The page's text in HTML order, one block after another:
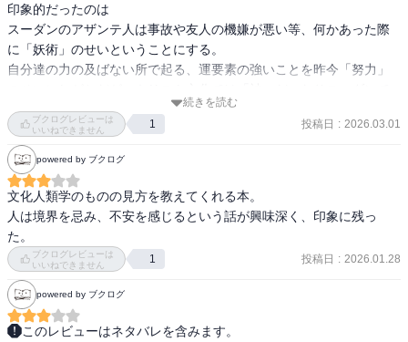
印象的だったのは
スーダンのアザンテ人は事故や友人の機嫌が悪い等、何かあった際
に「妖術」のせいということにする。
自分達の力の及ばない所で起る、運要素の強いことを昨今「努力」
は「妖術」だったりを用いているという事。
自己責任とするよりよっぽど健康的な考え方だなと思った。
日本の宗教やスピリチュアルや科学も同じで、ある事柄を別の言葉
で説明しているに過ぎないんだろうな。
文化人類学が視野が広がるから好き。
続きを読む
ブクログレビューは
いいねできません
1 投稿日 : 2026.03.01
powered by ブクログ
文化人類学のものの見方を教えてくれる本。
人は境界を忌み、不安を感じるという話が興味深く、印象に残っ
た。
ブクログレビューは
いいねできません
1 投稿日 : 2026.01.28
powered by ブクログ
このレビューはネタバレを含みます。